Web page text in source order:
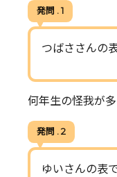
発問 . 1
つばささんの
何年生の怪我が多
発問 . 2
ゆいさんの表